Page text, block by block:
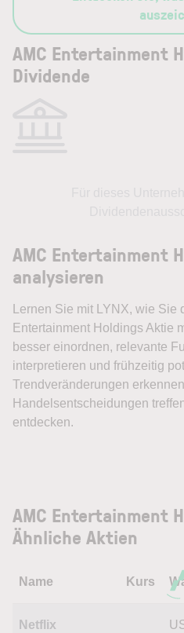
AMC Entertainment
Dividende
AMC Entertainment
analysieren
Lernen Sie mit LYNX, wie
Entertainment Holdings Aktie
besser einordnen, relevante
interpretieren und frühzeitig
Trendveränderungen
Handelsentscheidungen
entdecken.
AMC Entertainment
Ähnliche Aktien
Name Kurs
Netflix